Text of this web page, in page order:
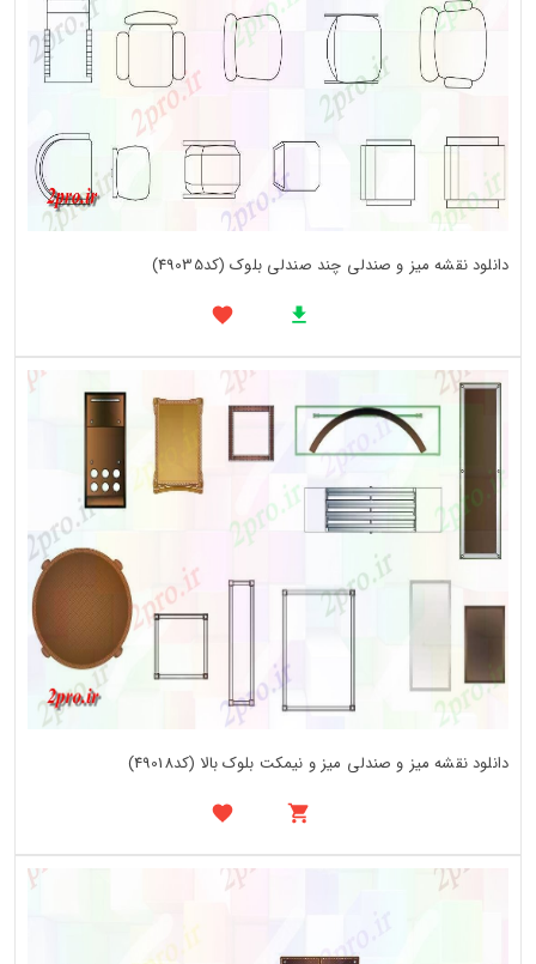
دانلود نقشه میز و صندلی چند صندلی بلوک (کد49035)
دانلود نقشه میز و صندلی میز و نیمکت بلوک بالا (کد49018)